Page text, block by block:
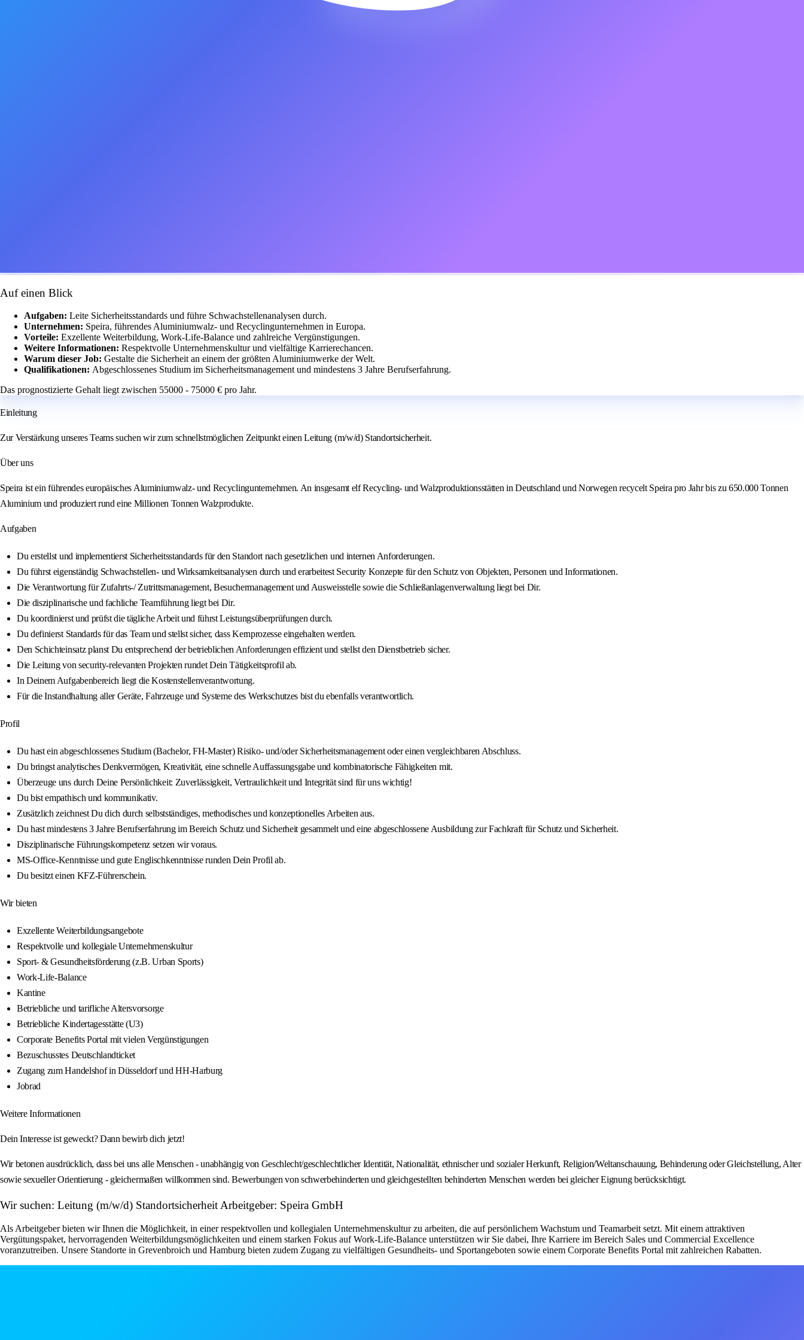
Auf einen Blick
Aufgaben: Leite Sicherheitsstandards und führe Schwachstellenanalysen durch.
Unternehmen: Speira, führendes Aluminiumwalz- und Recyclingunternehmen in Europa.
Vorteile: Exzellente Weiterbildung, Work-Life-Balance und zahlreiche Vergünstigungen.
Weitere Informationen: Respektvolle Unternehmenskultur und vielfältige Karrierechancen.
Warum dieser Job: Gestalte die Sicherheit an einem der größten Aluminiumwerke der Welt.
Qualifikationen: Abgeschlossenes Studium im Sicherheitsmanagement und mindestens 3 Jahre Berufserfahrung.
Das prognostizierte Gehalt liegt zwischen 55000 - 75000 € pro Jahr.
Einleitung
Zur Verstärkung unseres Teams suchen wir zum schnellstmöglichen Zeitpunkt einen Leitung (m/w/d) Standortsicherheit.
Über uns
Speira ist ein führendes europäisches Aluminiumwalz- und Recyclingunternehmen. An insgesamt elf Recycling- und Walzproduktionsstätten in Deutschland und Norwegen recycelt Speira pro Jahr bis zu 650.000 Tonnen
Aluminium und produziert rund eine Millionen Tonnen Walzprodukte.
Aufgaben
Du erstellst und implementierst Sicherheitsstandards für den Standort nach gesetzlichen und internen Anforderungen.
Du führst eigenständig Schwachstellen- und Wirksamkeitsanalysen durch und erarbeitest Security Konzepte für den Schutz von Objekten, Personen und Informationen.
Die Verantwortung für Zufahrts-/ Zutrittsmanagement, Besuchermanagement und Ausweisstelle sowie die Schließanlagenverwaltung liegt bei Dir.
Die disziplinarische und fachliche Teamführung liegt bei Dir.
Du koordinierst und prüfst die tägliche Arbeit und führst Leistungsüberprüfungen durch.
Du definierst Standards für das Team und stellst sicher, dass Kernprozesse eingehalten werden.
Den Schichteinsatz planst Du entsprechend der betrieblichen Anforderungen effizient und stellst den Dienstbetrieb sicher.
Die Leitung von security-relevanten Projekten rundet Dein Tätigkeitsprofil ab.
In Deinem Aufgabenbereich liegt die Kostenstellenverantwortung.
Für die Instandhaltung aller Geräte, Fahrzeuge und Systeme des Werkschutzes bist du ebenfalls verantwortlich.
Profil
Du hast ein abgeschlossenes Studium (Bachelor, FH-Master) Risiko- und/oder Sicherheitsmanagement oder einen vergleichbaren Abschluss.
Du bringst analytisches Denkvermögen, Kreativität, eine schnelle Auffassungsgabe und kombinatorische Fähigkeiten mit.
Überzeuge uns durch Deine Persönlichkeit: Zuverlässigkeit, Vertraulichkeit und Integrität sind für uns wichtig!
Du bist empathisch und kommunikativ.
Zusätzlich zeichnest Du dich durch selbstständiges, methodisches und konzeptionelles Arbeiten aus.
Du hast mindestens 3 Jahre Berufserfahrung im Bereich Schutz und Sicherheit gesammelt und eine abgeschlossene Ausbildung zur Fachkraft für Schutz und Sicherheit.
Disziplinarische Führungskompetenz setzen wir voraus.
MS-Office-Kenntnisse und gute Englischkenntnisse runden Dein Profil ab.
Du besitzt einen KFZ-Führerschein.
Wir bieten
Exzellente Weiterbildungsangebote
Respektvolle und kollegiale Unternehmenskultur
Sport- & Gesundheitsförderung (z.B. Urban Sports)
Work-Life-Balance
Kantine
Betriebliche und tarifliche Altersvorsorge
Betriebliche Kindertagesstätte (U3)
Corporate Benefits Portal mit vielen Vergünstigungen
Bezuschusstes Deutschlandticket
Zugang zum Handelshof in Düsseldorf und HH-Harburg
Jobrad
Weitere Informationen
Dein Interesse ist geweckt? Dann bewirb dich jetzt!
Wir betonen ausdrücklich, dass bei uns alle Menschen - unabhängig von Geschlecht/geschlechtlicher Identität, Nationalität, ethnischer und sozialer Herkunft, Religion/Weltanschauung, Behinderung oder Gleichstellung, Alter
sowie sexueller Orientierung - gleichermaßen willkommen sind. Bewerbungen von schwerbehinderten und gleichgestellten behinderten Menschen werden bei gleicher Eignung berücksichtigt.
Wir suchen: Leitung (m/w/d) Standortsicherheit Arbeitgeber: Speira GmbH
Als Arbeitgeber bieten wir Ihnen die Möglichkeit, in einer respektvollen und kollegialen Unternehmenskultur zu arbeiten, die auf persönlichem Wachstum und Teamarbeit setzt. Mit einem attraktiven
Vergütungspaket, hervorragenden Weiterbildungsmöglichkeiten und einem starken Fokus auf Work-Life-Balance unterstützen wir Sie dabei, Ihre Karriere im Bereich Sales und Commercial Excellence
voranzutreiben. Unsere Standorte in Grevenbroich und Hamburg bieten zudem Zugang zu vielfältigen Gesundheits- und Sportangeboten sowie einem Corporate Benefits Portal mit zahlreichen Rabatten.